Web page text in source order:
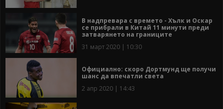
В надпревара с времето - Хълк и Оскар
се прибрали в Китай 11 минути преди
затварянето на границите
31 март 2020 | 10:30
Официално: скоро Дортмунд ще получи
шанс да впечатли света
2 апр 2020 | 14:43